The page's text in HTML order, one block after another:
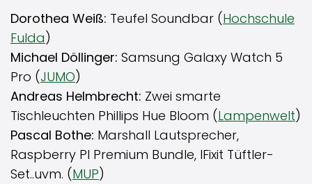
Dorothea Weiß: Teufel Soundbar (Hochschule
Fulda)
Michael Döllinger: Samsung Galaxy Watch 5
Pro (JUMO)
Andreas Helmbrecht: Zwei smarte
Tischleuchten Phillips Hue Bloom (Lampenwelt)
Pascal Bothe: Marshall Lautsprecher,
Raspberry PI Premium Bundle, IFixit Tüftler-
Set..uvm. (MUP)